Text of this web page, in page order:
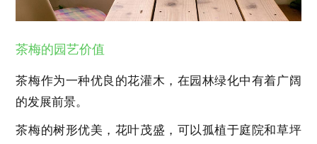
茶梅的园艺价值
茶梅作为一种优良的花灌木，在园林绿化中有着广阔
的发展前景。
茶梅的树形优美，花叶茂盛，可以孤植于庭院和草坪